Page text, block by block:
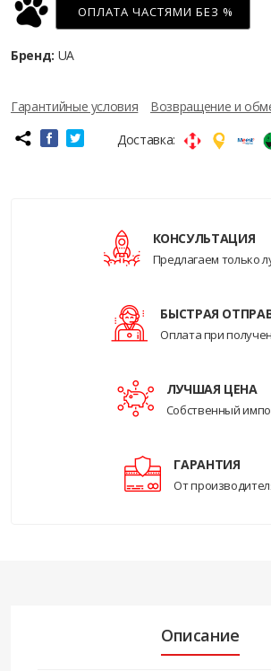
ОПЛАТА ЧАСТЯМИ БЕЗ %
Бренд: UA
Гарантийные условия Возвращение и
Доставка:
КОНСУЛЬТАЦИЯ
Предлагаем только
БЫСТРАЯ
Оплата при
ЛУЧШАЯ ЦЕНА
Собственный
ГАРАНТИЯ
От
Описание